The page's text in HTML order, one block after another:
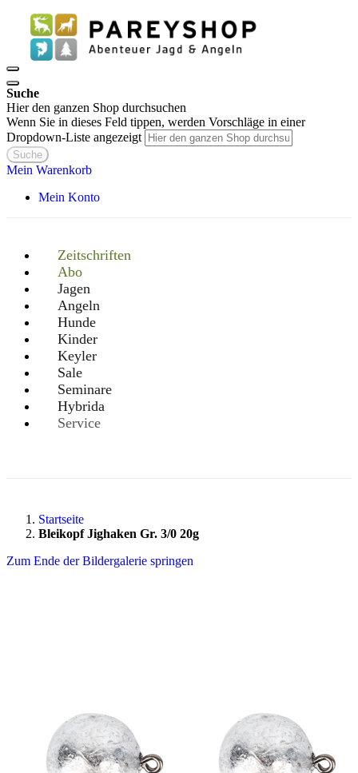
Suche
Hier den ganzen Shop durchsuchen
Wenn Sie in dieses Feld tippen, werden Vorschläge in einer
Dropdown-Liste angezeigt
Suche
Mein Warenkorb
Mein Konto
Zeitschriften
Abo
Jagen
Angeln
Hunde
Kinder
Keyler
Sale
Seminare
Hybrida
Service
Startseite
Bleikopf Jighaken Gr. 3/0 20g
Zum Ende der Bildergalerie springen